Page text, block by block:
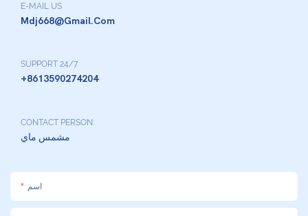
E-MAIL US
Mdj668@gmail.com
SUPPORT 24/7
+8613590274204
CONTACT PERSON:
مشمس ماي
اسم